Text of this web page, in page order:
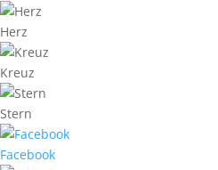
Herz
Kreuz
Stern
Facebook